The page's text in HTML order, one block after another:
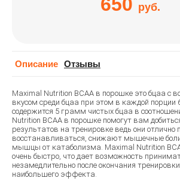
руб.
Описание Отзывы
Maximal Nutrition BCAA в порошке это бцаа с
вкусом среди бцаа при этом в каждой порции
содержится 5 грамм чистых бцаа в
Nutrition BCAA в порошке помогут вам
результатов на тренировке ведь они отлично
восстанавливаться, снижают мышечные
мышцы от катаболизма. Maximal Nutrition
очень быстро, что дает возможность
незамедлительно после окончания
наибольшего эффекта.